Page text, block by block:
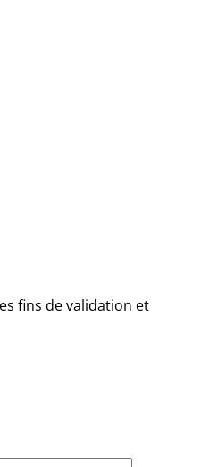
fins de validation et